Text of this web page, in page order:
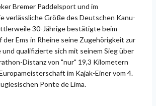
Bremer Paddelsport und im
verlässliche Größe des Deutschen Kanu-
30-Jährige bestätigte beim
der Ems in Rheine seine Zugehörigkeit zur
qualifizierte sich mit seinem Sieg über
Distanz von "nur" 19,3 Kilometern
im Kajak-Einer vom 4.
Ponte de Lima.